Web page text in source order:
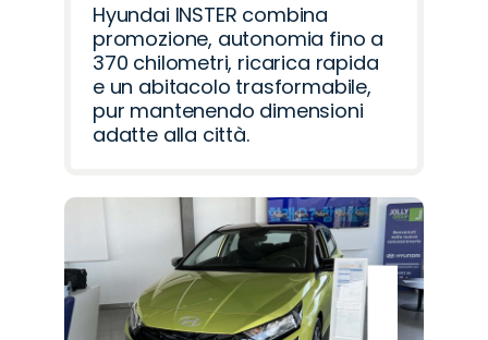
Hyundai INSTER combina
promozione, autonomia fino a
370 chilometri, ricarica rapida
e un abitacolo trasformabile,
pur mantenendo dimensioni
adatte alla città.